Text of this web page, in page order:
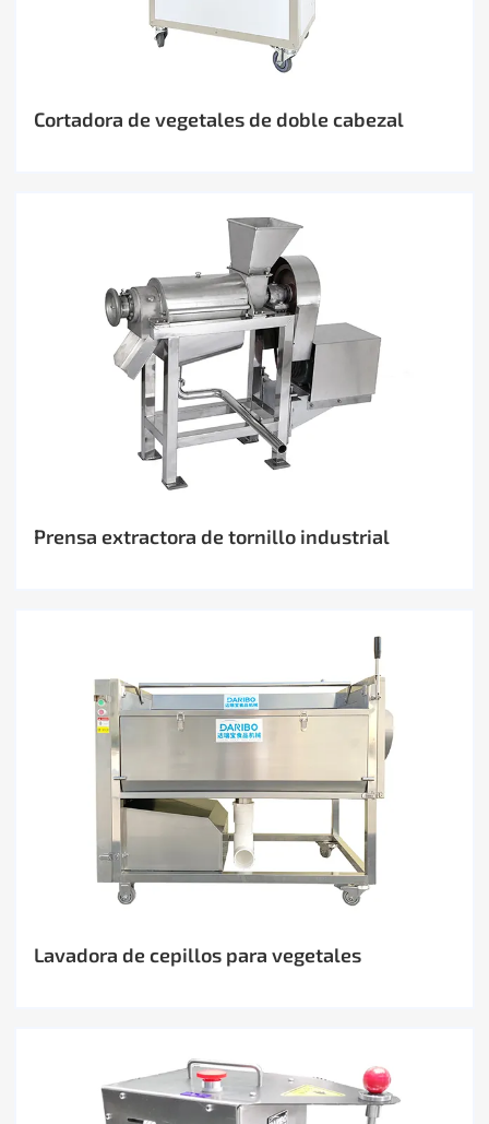
Cortadora de vegetales de doble cabezal
Prensa extractora de tornillo industrial
Lavadora de cepillos para vegetales